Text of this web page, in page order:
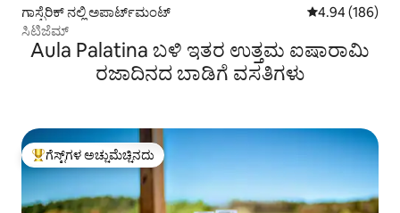
ಗಾಸ್ಪೆರಿಕ್ ನಲ್ಲಿ ಅಪಾರ್ಟ್‌ಮಂಟ್ 5 ರಲ್ಲಿ 4.94
4.94 (186)
ಸಿಟಿಜೆಮ್
Aula Palatina ಬಳಿ ಇತರ ಉತ್ತಮ ಐಷಾರಾಮಿ
ರಜಾದಿನದ ಬಾಡಿಗೆ ವಸತಿಗಳು
ಗೆಸ್ಟ್‌ಗಳಿಗೆ ಅತಿ ಹೆಚ್ಚು ಅಚ್ಚುಮೆಚ್ಚಿನದು
ಗೆಸ್ಟ್‌ಗಳ ಅಚ್ಚುಮೆಚ್ಚಿನದು